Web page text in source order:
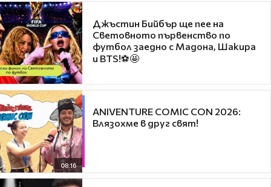
Джъстин Бийбър ще пее на
Световното първенство по
футбол заедно с Мадона, Шакира
и BTS!⚽🤩
08:16
ANIVENTURE COMIC CON 2026:
Влязохме в друг свят!